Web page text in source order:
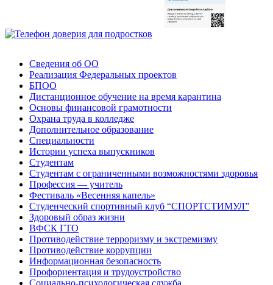
Сведения об ОО
Реализация Федеральных проектов
БПОО
Дистанционное обучение на время карантина
Основы финансовой грамотности
Охрана труда в колледже
Дополнительное образование
Специальности
Истории успеха выпускников
Студентам
Студентам с ограниченными возможностями здоровья
Профессия — учитель
Фестиваль «Весенняя капель»
Студенческий спортивный клуб “СПОРТСТИМУЛ”
Здоровый образ жизни
ВФСК ГТО
Противодействие терроризму и экстремизму
Противодействие коррупции
Информационная безопасность
Профориентация и трудоустройство
Социально-психологическая служба